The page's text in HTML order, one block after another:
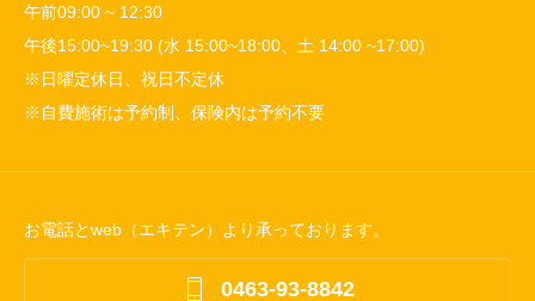
午前09:00 ~ 12:30
午後15:00~19:30 (水 15:00~18:00、土 14:00 ~17:00)
※日曜定休日、祝日不定休
※自費施術は予約制、保険内は予約不要
お電話とweb（エキテン）より承っております。
 0463-93-8842